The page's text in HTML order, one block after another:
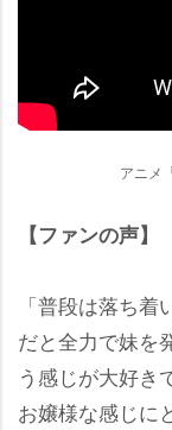
アニメ
【ファンの声】
「普段は落ち
だと全力で妹を
う感じが大好き
お嬢様な感じに